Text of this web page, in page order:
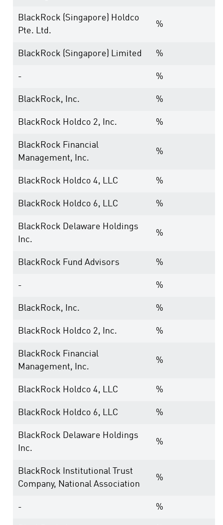
BlackRock (Singapore) Holdco
Pte. Ltd.
%
BlackRock (Singapore) Limited %
- %
BlackRock, Inc. %
BlackRock Holdco 2, Inc. %
BlackRock Financial
Management, Inc.
%
BlackRock Holdco 4, LLC %
BlackRock Holdco 6, LLC %
BlackRock Delaware Holdings
Inc.
%
BlackRock Fund Advisors %
- %
BlackRock, Inc. %
BlackRock Holdco 2, Inc. %
BlackRock Financial
Management, Inc.
%
BlackRock Holdco 4, LLC %
BlackRock Holdco 6, LLC %
BlackRock Delaware Holdings
Inc.
%
BlackRock Institutional Trust
Company, National Association
%
- %